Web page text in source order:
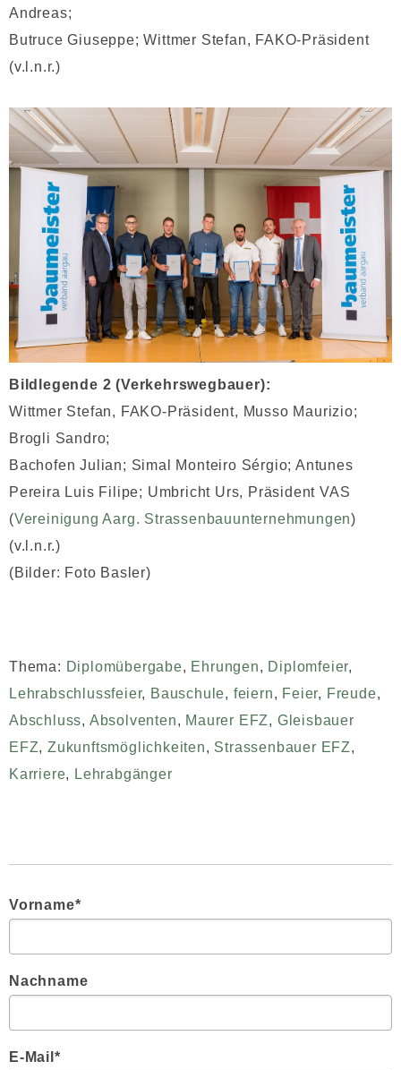
Andreas;
Butruce Giuseppe; Wittmer Stefan, FAKO-Präsident
(v.l.n.r.)
Bildlegende 2 (Verkehrswegbauer):
Wittmer Stefan, FAKO-Präsident, Musso Maurizio;
Brogli Sandro;
Bachofen Julian; Simal Monteiro Sérgio; Antunes
Pereira Luis Filipe; Umbricht Urs, Präsident VAS
(Vereinigung Aarg. Strassenbauunternehmungen)
(v.l.n.r.)
(Bilder: Foto Basler)
Thema: Diplomübergabe, Ehrungen, Diplomfeier,
Lehrabschlussfeier, Bauschule, feiern, Feier, Freude,
Abschluss, Absolventen, Maurer EFZ, Gleisbauer
EFZ,Zukunftsmöglichkeiten, Strassenbauer EFZ,
Karriere, Lehrabgänger
Vorname*
Nachname
E-Mail *